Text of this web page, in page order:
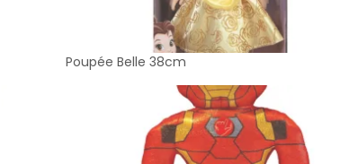
Poupée Belle 38cm